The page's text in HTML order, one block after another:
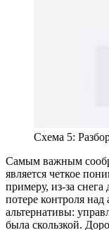
Схема 5:
Самым важным
является четкое
примеру, из-за снега
потере контроля
альтернативы:
была скользкой.